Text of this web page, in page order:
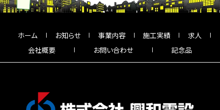
ホーム お知らせ 事業内容 施工実績
求人
会社概要
お問い合わせ 記念品